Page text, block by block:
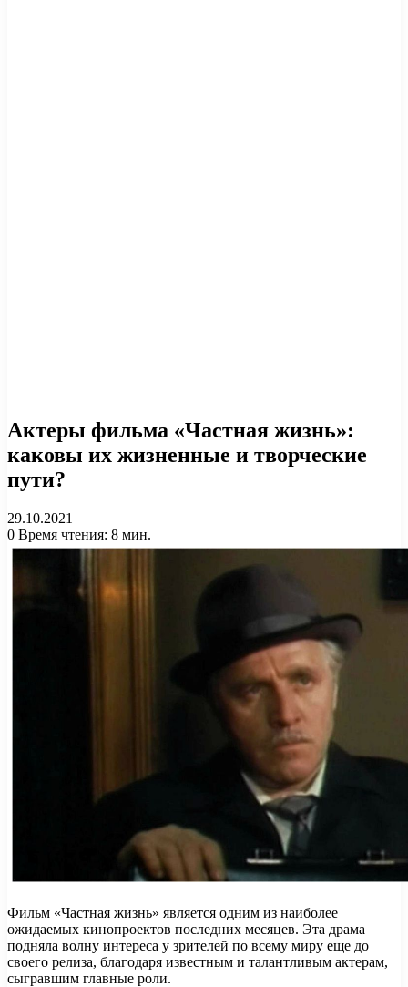
Актеры фильма «Частная жизнь»:
каковы их жизненные и творческие
пути?
29.10.2021
0 Время чтения: 8 мин.
Фильм «Частная жизнь» является одним из наиболее
ожидаемых кинопроектов последних месяцев. Эта драма
подняла волну интереса у зрителей по всему миру еще до
своего релиза, благодаря известным и талантливым актерам,
сыгравшим главные роли.